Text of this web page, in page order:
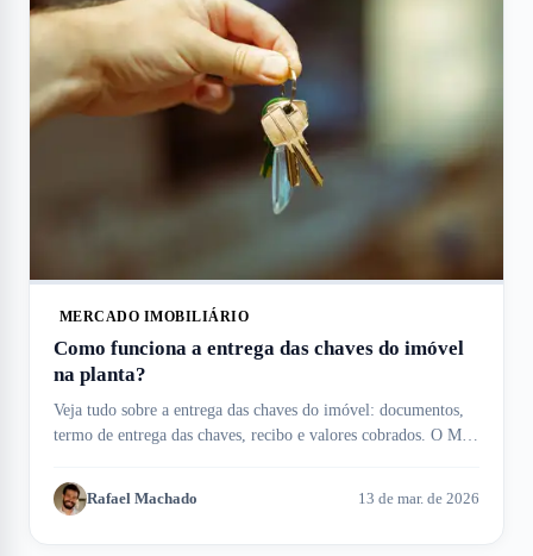
MERCADO IMOBILIÁRIO
Como funciona a entrega das chaves do imóvel
na planta?
Veja tudo sobre a entrega das chaves do imóvel: documentos,
termo de entrega das chaves, recibo e valores cobrados. O Meu
Rafael Machado 13 de mar. de 2026